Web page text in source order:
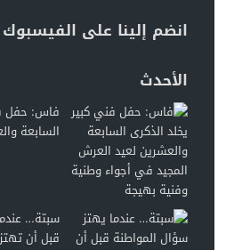
انضم إلينا على الفيسبوك
الأحدث
فاس: حفل
السابعة
سبتة…
قبل أن